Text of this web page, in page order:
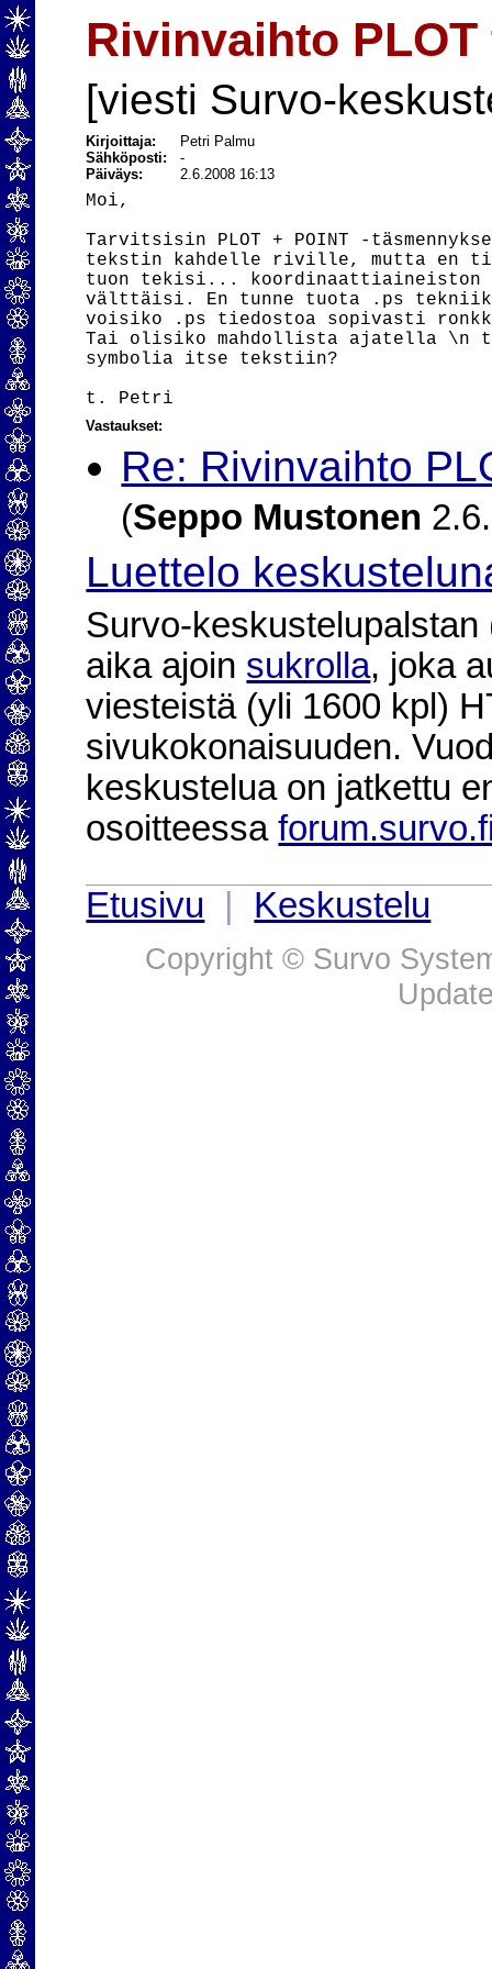
Rivinvaihto
[viesti Survo-
Kirjoittaja:
Petri Palmu
Sähköposti:-
Päiväys:
2.6.2008 16:13
Moi,
Tarvitsisin PLOT + POINT -
tekstin kahdelle riville, mutta en
tuon tekisi... koordinaattiaineiston
välttäisi. En tunne tuota .ps
voisiko .ps tiedostoa sopivasti
Tai olisiko mahdollista ajatella \n
symbolia itse tekstiin?
Vastaukset:
Re: Rivinvaihto
(Seppo Mustonen
Luettelo
Survo-
aika ajoin sukrolla, joka
viesteistä (yli 1600 kpl)
sivukokonaisuuden.
keskustelua on jatkettu
osoitteessa
Etusivu
Keskustelu
Copyright © Survo